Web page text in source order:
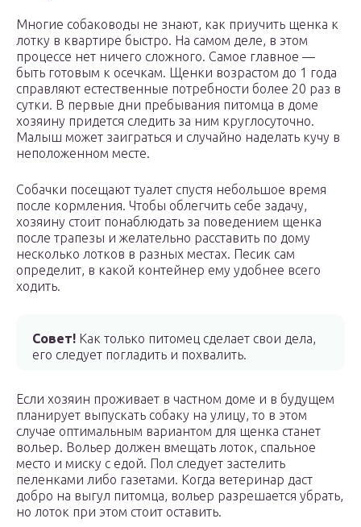
Многие собаководы не знают, как приучить щенка к
лотку в квартире быстро. На самом деле, в этом
процессе нет ничего сложного. Самое главное —
быть готовым к осечкам. Щенки возрастом до 1 года
справляют естественные потребности более 20 раз в
сутки. В первые дни пребывания питомца в доме
хозяину придется следить за ним круглосуточно.
Малыш может заиграться и случайно наделать кучу в
неположенном месте.
Собачки посещают туалет спустя небольшое время
после кормления. Чтобы облегчить себе задачу,
хозяину стоит понаблюдать за поведением щенка
после трапезы и желательно расставить по дому
несколько лотков в разных местах. Песик сам
определит, в какой контейнер ему удобнее всего
ходить.
Совет! Как только питомец сделает свои дела,
его следует погладить и похвалить.
Если хозяин проживает в частном доме и в будущем
планирует выпускать собаку на улицу, то в этом
случае оптимальным вариантом для щенка станет
вольер. Вольер должен вмещать лоток, спальное
место и миску с едой. Пол следует застелить
пеленками либо газетами. Когда ветеринар даст
добро на выгул питомца, вольер разрешается убрать,
но лоток при этом стоит оставить.